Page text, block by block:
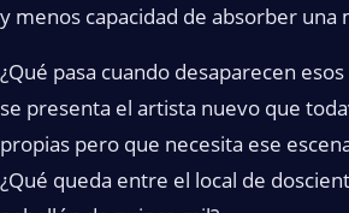
y menos capacidad de absorber una
¿Qué pasa cuando desaparecen
se presenta el artista nuevo que
propias pero que necesita ese
¿Qué queda entre el local de